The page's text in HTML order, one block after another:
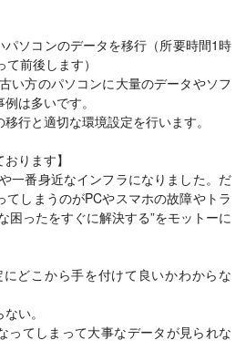
ソコンのデータを移行（所要時間1時
前後します）
い方のパソコンに大量のデータやソフ
は多いです。
行と適切な環境設定を行います。
ります】
一番身近なインフラになりました。だ
しまうのがPCやスマホの故障やトラ
困ったをすぐに解決する”をモットーに
にどこから手を付けて良いかわからな
い。
ってしまって大事なデータが見られな